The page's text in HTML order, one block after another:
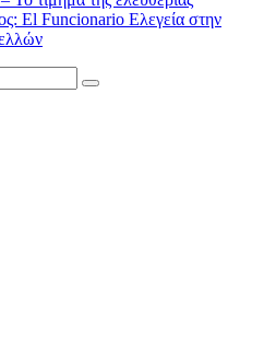
El Funcionario Ελεγεία στην